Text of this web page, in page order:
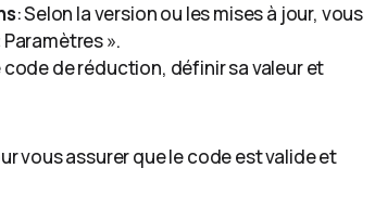
: Selon la version ou les mises à jour, vous
».
code de réduction, définir sa valeur et
vous assurer que le code est valide et